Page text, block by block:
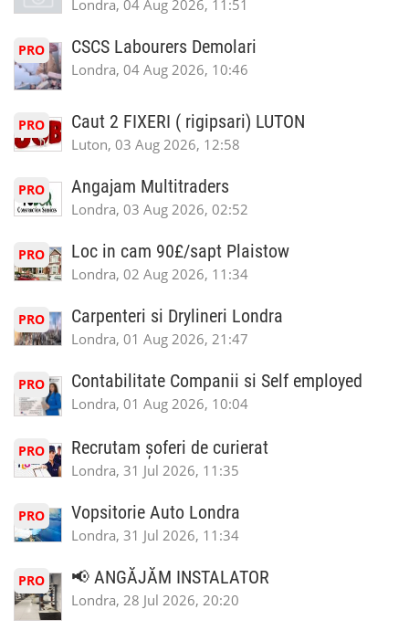
Londra, 04 Aug 2026, 11:51
PRO CSCS Labourers Demolari
Londra, 04 Aug 2026, 10:46
PRO Caut 2 FIXERI ( rigipsari) LUTON
Luton, 03 Aug 2026, 12:58
PRO Angajam Multitraders
Londra, 03 Aug 2026, 02:52
PRO Loc in cam 90£/sapt Plaistow
Londra, 02 Aug 2026, 11:34
PRO Carpenteri si Drylineri Londra
Londra, 01 Aug 2026, 21:47
PRO Contabilitate Companii si Self employed
Londra, 01 Aug 2026, 10:04
PRO Recrutam șoferi de curierat
Londra, 31 Jul 2026, 11:35
PRO Vopsitorie Auto Londra
Londra, 31 Jul 2026, 11:34
PRO 📢 ANGĂJĂM INSTALATOR
Londra, 28 Jul 2026, 20:20